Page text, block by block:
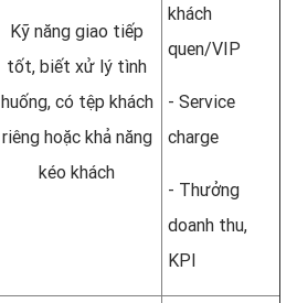
Kỹ năng giao tiếp
tốt, biết xử lý tình
huống, có tệp khách
riêng hoặc khả năng
kéo khách
khách
quen/VIP
- Service
charge
- Thưởng
doanh thu,
KPI